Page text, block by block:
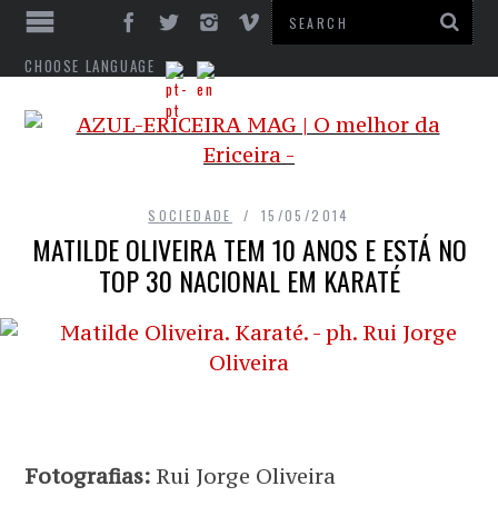
CHOOSE LANGUAGE
SOCIEDADE 15/05/2014
MATILDE OLIVEIRA TEM 10 ANOS E ESTÁ NO
TOP 30 NACIONAL EM KARATÉ
Fotografias: Rui Jorge Oliveira